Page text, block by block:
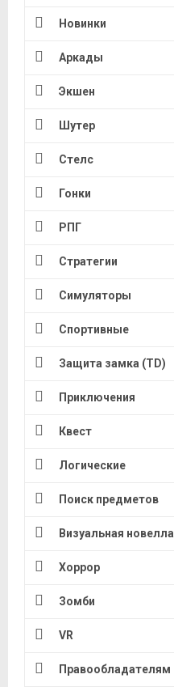
Новинки
Аркады
Экшен
Шутер
Стелс
Гонки
РПГ
Стратегии
Симуляторы
Спортивные
Защита замка (TD)
Приключения
Квест
Логические
Поиск предметов
Визуальная новелла
Хоррор
Зомби
VR
Правообладателям